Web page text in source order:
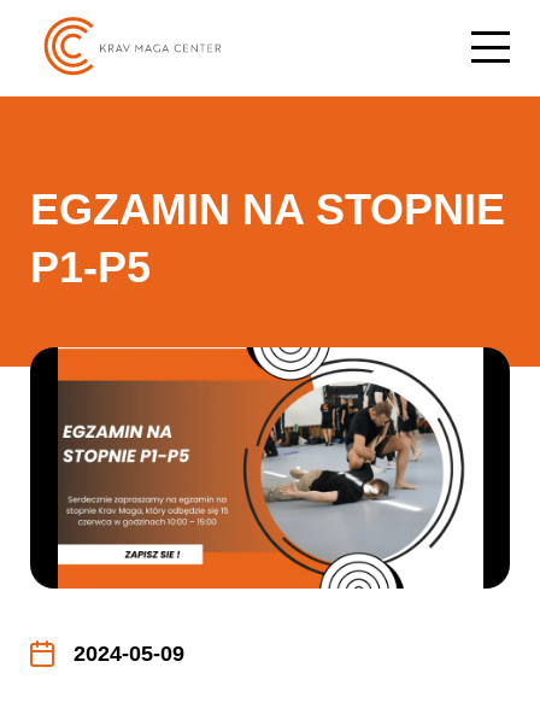
EGZAMIN NA STOPNIE
P1-P5
2024-05-09